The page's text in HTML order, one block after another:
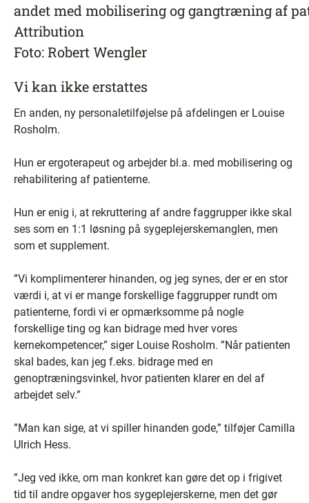
andet med mobilisering og gangtræning af
Attribution
Foto: Robert Wengler
Vi kan ikke erstattes
En anden, ny personaletilføjelse på afdelingen er Louise
Rosholm.
Hun er ergoterapeut og arbejder bl.a. med mobilisering og
rehabilitering af patienterne.
Hun er enig i, at rekruttering af andre faggrupper ikke skal
ses som en 1:1 løsning på sygeplejerskemanglen, men
som et supplement.
”Vi komplimenterer hinanden, og jeg synes, der er en stor
værdi i, at vi er mange forskellige faggrupper rundt om
patienterne, fordi vi er opmærksomme på nogle
forskellige ting og kan bidrage med hver vores
kernekompetencer,” siger Louise Rosholm. ”Når patienten
skal bades, kan jeg f.eks. bidrage med en
genoptræningsvinkel, hvor patienten klarer en del af
arbejdet selv.”
”Man kan sige, at vi spiller hinanden gode,” tilføjer Camilla
Ulrich Hess.
”Jeg ved ikke, om man konkret kan gøre det op i frigivet
tid til andre opgaver hos sygeplejerskerne, men det gør